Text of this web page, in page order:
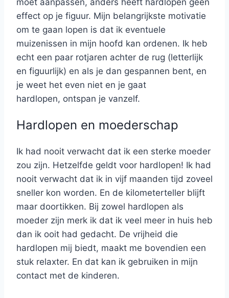
effect op je figuur. Mijn belangrijkste motivatie
om te gaan lopen is dat ik eventuele
muizenissen in mijn hoofd kan ordenen. Ik heb
echt een paar rotjaren achter de rug (letterlijk
en figuurlijk) en als je dan gespannen bent, en
je weet het even niet en je gaat
hardlopen, ontspan je vanzelf.
Hardlopen en moederschap
Ik had nooit verwacht dat ik een sterke moeder
zou zijn. Hetzelfde geldt voor hardlopen! Ik had
nooit verwacht dat ik in vijf maanden tijd zoveel
sneller kon worden. En de kilometerteller blijft
maar doortikken. Bij zowel hardlopen als
moeder zijn merk ik dat ik veel meer in huis heb
dan ik ooit had gedacht. De vrijheid die
hardlopen mij biedt, maakt me bovendien een
stuk relaxter. En dat kan ik gebruiken in mijn
contact met de kinderen.